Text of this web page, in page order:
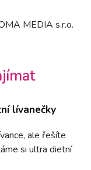
MEDIA s.r.o.
lívanečky
ale řešíte
si ultra dietní